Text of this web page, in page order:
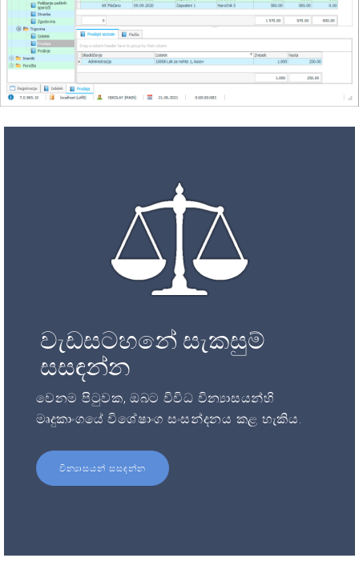
වැඩසටහනේ සැකසුම්
සසඳන්න
වෙනම පිටුවක, ඔබට විවිධ වින්‍යාසයන්හි
මෘදුකාංගයේ විශේෂාංග සංසන්දනය කළ හැකිය.
වින්‍යාසයන් සසඳන්න